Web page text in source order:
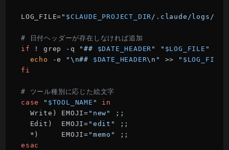
LOG_FILE= " $CLAUDE_PROJECT_DIR/.claude/logs/
# 日付ヘッダーが存在しなければ追加
if
! grep -q "## $DATE_HEADER " " $LOG_FILE "
echo
-e "\n## $DATE_HEADER\n" >> " $LOG_FILE
fi
# ツール種別に応じた絵文字
case
" $TOOL_NAME "
in
  Write) EMOJI=
"new"
;;
  Edit)  EMOJI=
"edit"
;;
  *)     EMOJI=
"memo"
esac